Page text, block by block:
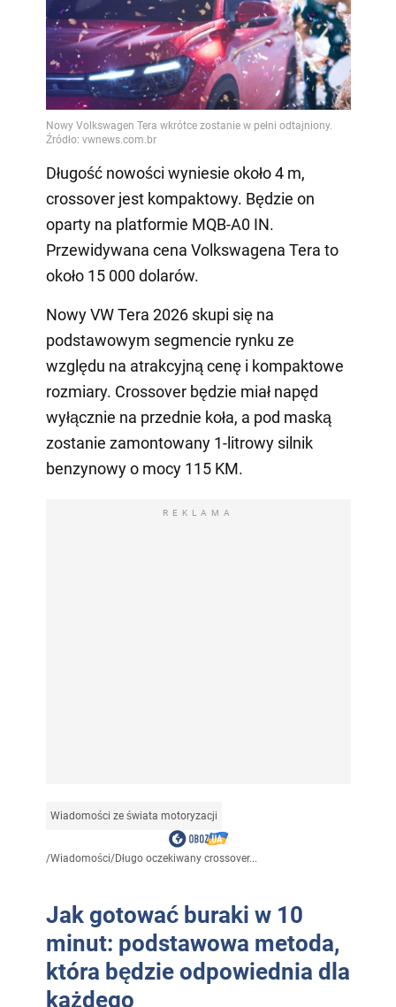
Długość nowości wyniesie około 4 m,
crossover jest kompaktowy. Będzie on
oparty na platformie MQB-A0 IN.
Przewidywana cena Volkswagena Tera to
około 15 000 dolarów.
Nowy VW Tera 2026 skupi się na
podstawowym segmencie rynku ze
względu na atrakcyjną cenę i kompaktowe
rozmiary. Crossover będzie miał napęd
wyłącznie na przednie koła, a pod maską
zostanie zamontowany 1-litrowy silnik
benzynowy o mocy 115 KM.
REKLAMA
Wiadomości ze świata motoryzacji
/Wiadomości/Długo oczekiwany crossover...
Jak gotować buraki w 10
minut: podstawowa metoda,
która będzie odpowiednia dla
każdego